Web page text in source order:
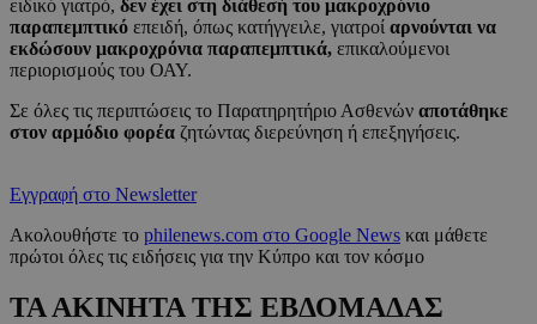
ειδικό γιατρό, δεν έχει στη διάθεσή του μακροχρόνιο
παραπεμπτικό επειδή, όπως κατήγγειλε, γιατροί αρνούνται να
εκδώσουν μακροχρόνια παραπεμπτικά, επικαλούμενοι
περιορισμούς του ΟΑΥ.
Σε όλες τις περιπτώσεις το Παρατηρητήριο Ασθενών αποτάθηκε
στον αρμόδιο φορέα ζητώντας διερεύνηση ή επεξηγήσεις.
Εγγραφή στο Newsletter
Ακολουθήστε το philenews.com στο Google News και μάθετε
πρώτοι όλες τις ειδήσεις για την Κύπρο και τον κόσμο
ΤΑ ΑΚΙΝΗΤΑ ΤΗΣ ΕΒΔΟΜΑΔΑΣ